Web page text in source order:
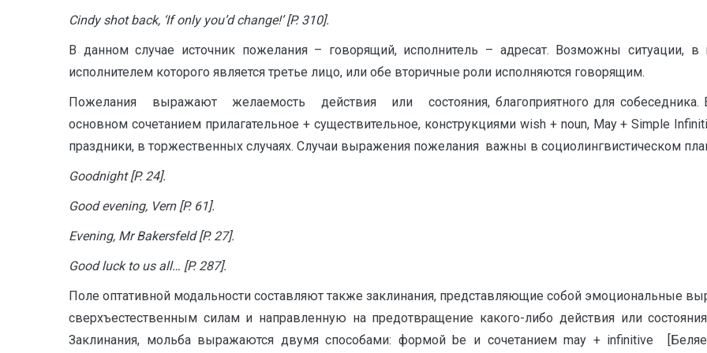
Cindy shot back, ‘If only you’d change!’ [P. 310].
В данном случае источник пожелания – говорящий, исполнитель – адресат. Возможны ситуации,
исполнителем которого является третье лицо, или обе вторичные роли исполняются говорящим.
Пожелания выражают желаемость действия или состояния, благоприятного для собеседника.
основном сочетанием прилагательное + существительное, конструкциями wish + noun, May + Simple
праздники, в торжественных случаях. Случаи выражения пожелания важны в социолингвистическом
Goodnight [P. 24].
Goodevening, Vern [P. 61].
Evening, Mr Bakersfeld [P. 27].
Good luck to us all… [P. 287].
Поле оптативной модальности составляют также заклинания, представляющие собой эмоциональные
сверхъестественным силам и направленную на предотвращение какого-либо действия или
Заклинания, мольба выражаются двумя способами: формой be и сочетанием may + infinitive